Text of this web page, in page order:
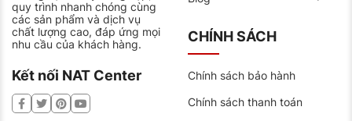
quy trình nhanh chóng cùng
các sản phẩm và dịch vụ
chất lượng cao, đáp ứng mọi
nhu cầu của khách hàng.
Kết nối NAT Center
CHÍNH SÁCH
Chính sách bảo hành
Chính sách thanh toán